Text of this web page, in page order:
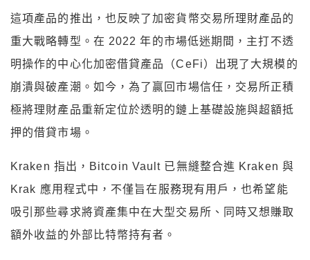
這項產品的推出，也反映了加密貨幣交易所理財產品的
重大戰略轉型。在 2022 年的市場低迷期間，主打不透
明操作的中心化加密借貸產品（CeFi）出現了大規模的
崩潰與破產潮。如今，為了贏回市場信任，交易所正積
極將理財產品重新定位於透明的鏈上基礎設施與超額抵
押的借貸市場。
Kraken 指出，Bitcoin Vault 已無縫整合進 Kraken 與
Krak 應用程式中，不僅旨在服務現有用戶，也希望能
吸引那些尋求將資產集中在大型交易所、同時又想賺取
額外收益的外部比特幣持有者。